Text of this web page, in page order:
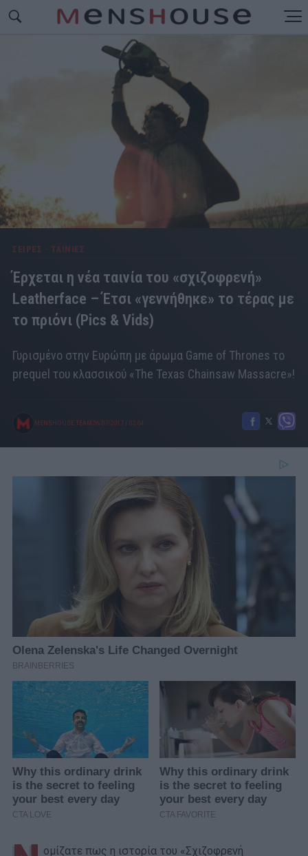
ΣΕΙΡΕΣ - ΤΑΙΝΙΕΣ
Έρχεται η νέα ταινία του «σχιζοφρενή»
Leatherface – Έτσι «γεννήθηκε» το τέρας με
το πριόνι (Pics & Vids)
Γυρισμένο στην Ευρώπη με άρωμα Game of Thrones το
prequel του κλασσικού «The Texas Chainsaw Massacre»!
MENSHOUSE TEAM 26/07/2017 02:04
ομίζατε πως η ιστορία του «Σχιζοφρενή